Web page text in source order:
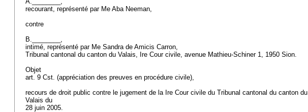
recourant, représenté par Me Aba Neeman,
contre
B.________,
intimé, représenté par Me Sandra de Amicis Carron,
Tribunal cantonal du canton du Valais, Ire Cour civile, avenue Mathieu-Schiner 1, 1950 Sion.
Objet
art. 9 Cst. (appréciation des preuves en procédure civile),
recours de droit public contre le jugement de la Ire Cour civile du Tribunal cantonal du canton du
Valais du
28 juin 2005.